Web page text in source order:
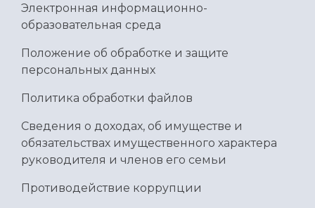
Электронная информационно-
образовательная среда
Положение об обработке и защите
персональных данных
Политика обработки файлов
Сведения о доходах, об имуществе и
обязательствах имущественного характера
руководителя и членов его семьи
Противодействие коррупции